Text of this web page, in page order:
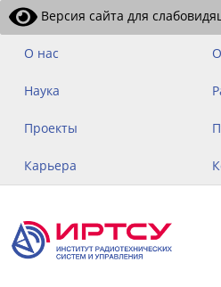
Версия сайта для
О нас
Наука
Проекты
Карьера